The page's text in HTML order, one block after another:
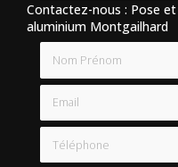
Contactez-nous : Pose
aluminium Montgailhard
Email
Téléphone